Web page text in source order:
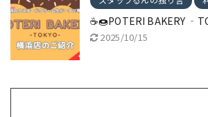
☕🍩POTERI BAKERY
2025/10/15